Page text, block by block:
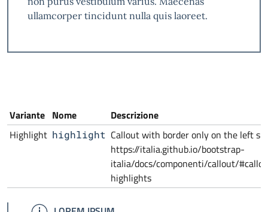
ullamcorper tincidunt nulla quis laoreet.
Variante Nome
Descrizione
Highlight highlight Callout with border only on the left
https://italia.github.io/bootstrap-
italia/docs/componenti/callout/
highlights
INFORMAZIONI